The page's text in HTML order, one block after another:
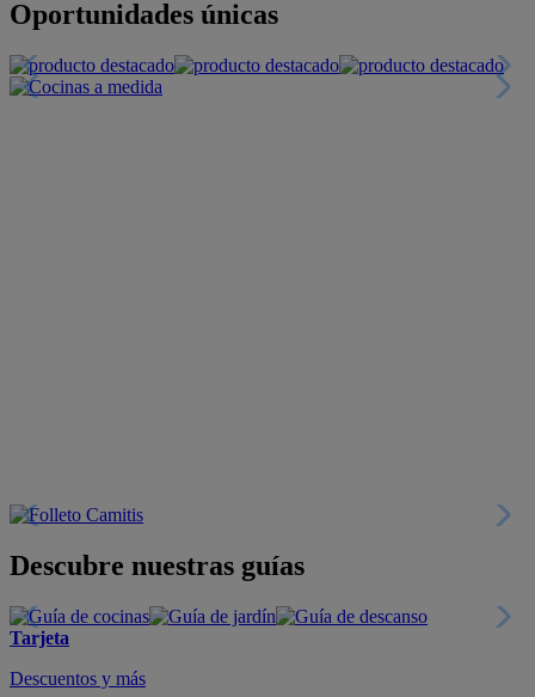
Oportunidades únicas
Descubre nuestras guías
Tarjeta
Descuentos y más